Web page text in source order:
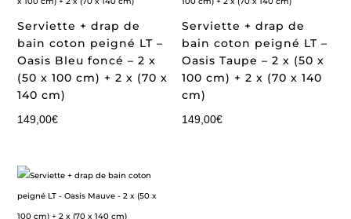
Serviette + drap de
bain coton peigné LT –
Oasis Bleu foncé – 2 x
(50 x 100 cm) + 2 x (70 x
140 cm)
149,00€
Serviette + drap de
bain coton peigné LT –
Oasis Taupe – 2 x (50 x
100 cm) + 2 x (70 x 140
cm)
149,00€